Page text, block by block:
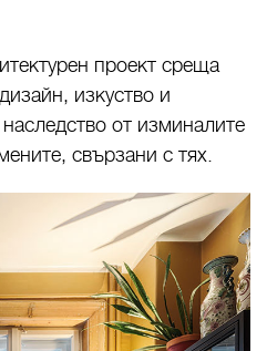
проект среща
изкуство и
от изминалите
свързани с тях.